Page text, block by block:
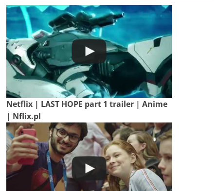
Netflix | LAST HOPE part 1 trailer | Anime
| Nflix.pl